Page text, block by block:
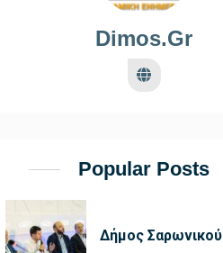
Dimos.gr
Popular Posts
Δήμος Σαρωνικού